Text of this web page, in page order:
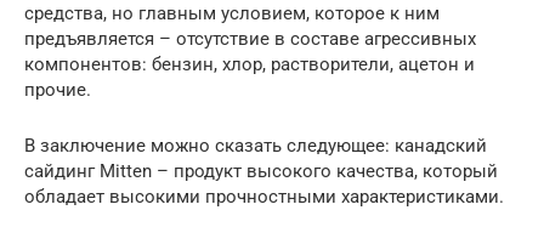
средства, но главным условием, которое к ним
предъявляется – отсутствие в составе агрессивных
компонентов: бензин, хлор, растворители, ацетон и
прочие.
В заключение можно сказать следующее: канадский
сайдинг Mitten – продукт высокого качества, который
обладает высокими прочностными характеристиками.